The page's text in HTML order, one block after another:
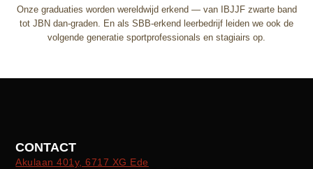
Onze graduaties worden wereldwijd erkend — van IBJJF zwarte band
tot JBN dan-graden. En als SBB-erkend leerbedrijf leiden we ook de
volgende generatie sportprofessionals en stagiairs op.
CONTACT
Akulaan 401y, 6717 XG Ede